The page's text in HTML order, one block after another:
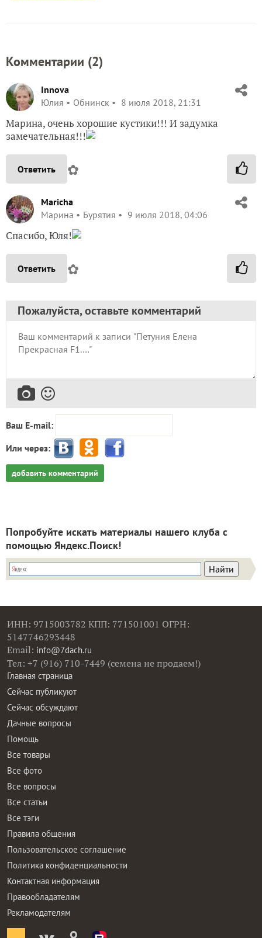
Комментарии (2)
Innova
Юлия
Обнинск 8 июля 2018, 21:31
Марина, очень хорошие кустики!!! И задумка
замечательная!!!
Ответить ✿
Maricha
Марина
Бурятия 9 июля 2018, 04:06
Спасибо, Юля!
Ответить ✿
Пожалуйста, оставьте комментарий
Ваш E-mail:
Или через:
добавить комментарий
Попробуйте искать материалы нашего клуба с
помощью Яндекс.Поиск!
ИНН: 9715003782 КПП: 771501001 ОГРН:
5147746293448
Email: info@7dach.ru
Тел: +7 (916) 710-7449 (семена не продаем!)
Главная страница
Сейчас публикуют
Сейчас обсуждают
Дачные вопросы
Помощь
Все товары
Все фото
Все вопросы
Все статьи
Все тэги
Правила общения
Пользовательское соглашение
Политика конфиденциальности
Контактная информация
Правообладателям
Рекламодателям